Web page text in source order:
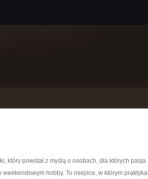
który powstał z myślą o osobach, dla których pasja
hobby. To miejsce, w którym praktyka